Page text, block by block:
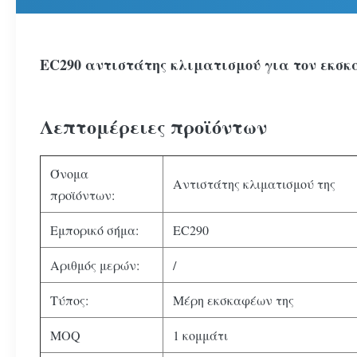
EC290 αντιστάτης κλιματισμού για τον
Λεπτομέρειες προϊόντων
Όνομα
προϊόντων:
Αντιστάτης κλιματισμού της
Εμπορικό σήμα: EC290
Αριθμός μερών: /
Τύπος: Μέρη εκσκαφέων της
MOQ 1 κομμάτι